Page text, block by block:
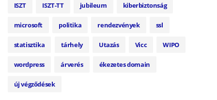
ISZT ISZT-TT jubileum kiberbiztonság
microsoft politika rendezvények ssl
statisztika tárhely Utazás Vicc WIPO
wordpress árverés ékezetes domain
új végződések